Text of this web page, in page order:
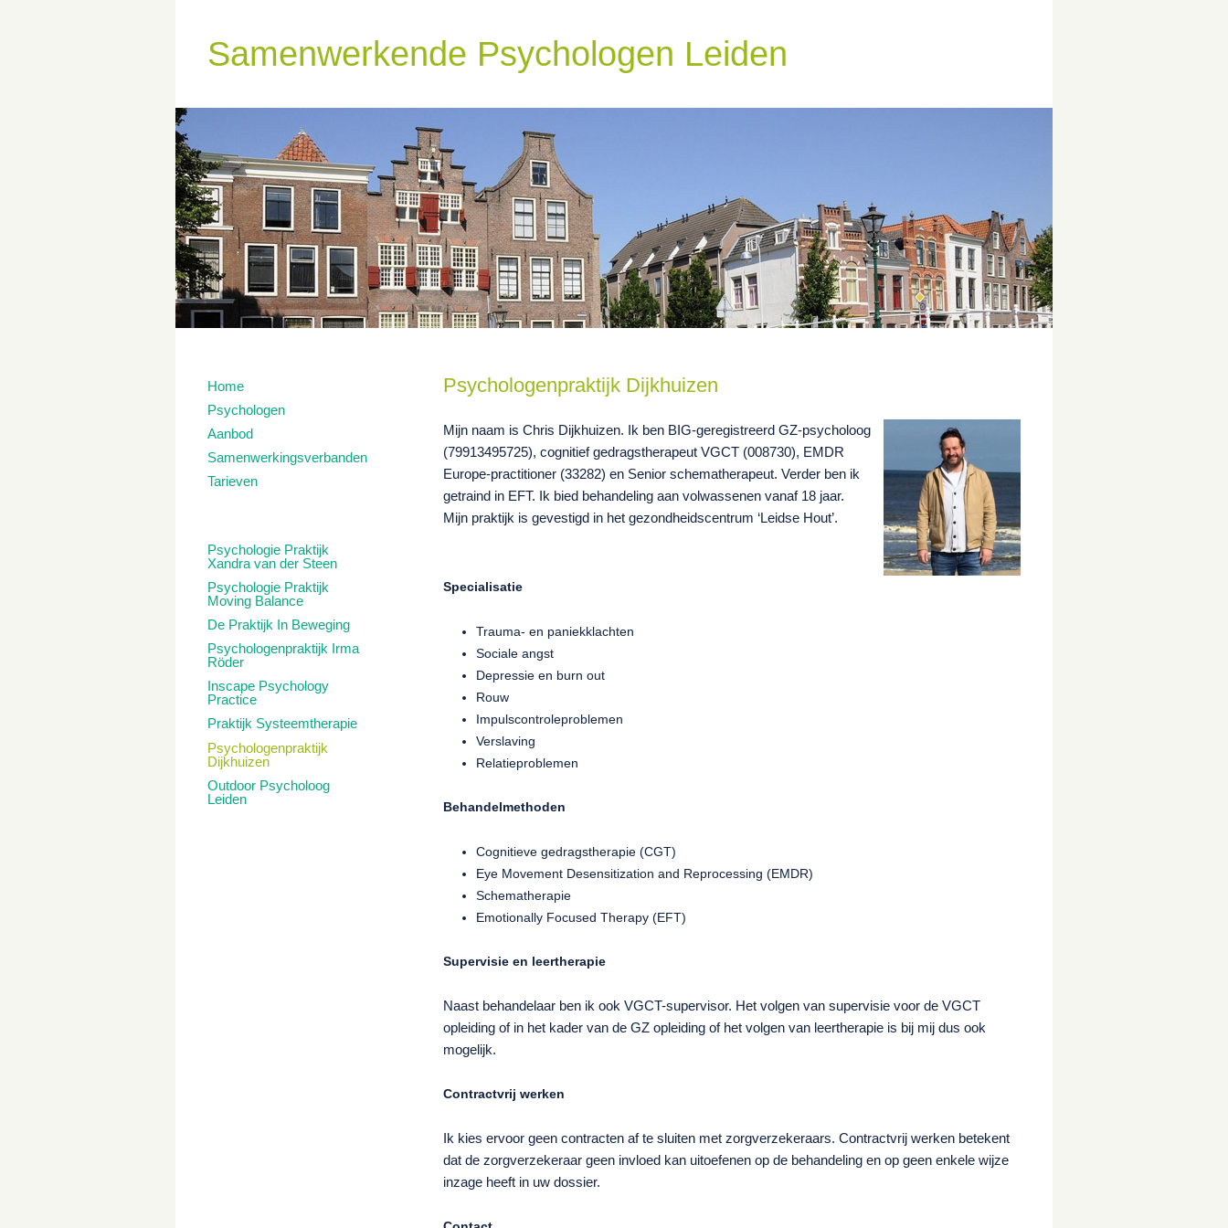
Samenwerkende Psychologen Leiden
Psychologenpraktijk Dijkhuizen
Mijn naam is Chris Dijkhuizen. Ik ben BIG-geregistreerd GZ-psycholoog
(79913495725), cognitief gedragstherapeut VGCT (008730), EMDR
Europe-practitioner (33282) en Senior schematherapeut. Verder ben ik
getraind in EFT. Ik bied behandeling aan volwassenen vanaf 18 jaar.
Mijn praktijk is gevestigd in het gezondheidscentrum ‘Leidse Hout’.
Specialisatie
Trauma- en paniekklachten
Sociale angst
Depressie en burn out
Rouw
Impulscontroleproblemen
Verslaving
Relatieproblemen
Behandelmethoden
Cognitieve gedragstherapie (CGT)
Eye Movement Desensitization and Reprocessing (EMDR)
Schematherapie
Emotionally Focused Therapy (EFT)
Supervisie en leertherapie
Naast behandelaar ben ik ook VGCT-supervisor. Het volgen van supervisie voor de VGCT
opleiding of in het kader van de GZ opleiding of het volgen van leertherapie is bij mij dus ook
mogelijk.
Contractvrij werken
Ik kies ervoor geen contracten af te sluiten met zorgverzekeraars. Contractvrij werken betekent
dat de zorgverzekeraar geen invloed kan uitoefenen op de behandeling en op geen enkele wijze
inzage heeft in uw dossier.
Home
Psychologen
Aanbod
Samenwerkingsverbanden
Tarieven
Psychologie Praktijk
Xandra van der Steen
Psychologie Praktijk
Moving Balance
De Praktijk In Beweging
Psychologenpraktijk Irma
Röder
Inscape Psychology
Practice
Praktijk Systeemtherapie
Psychologenpraktijk
Dijkhuizen
Outdoor Psycholoog
Leiden